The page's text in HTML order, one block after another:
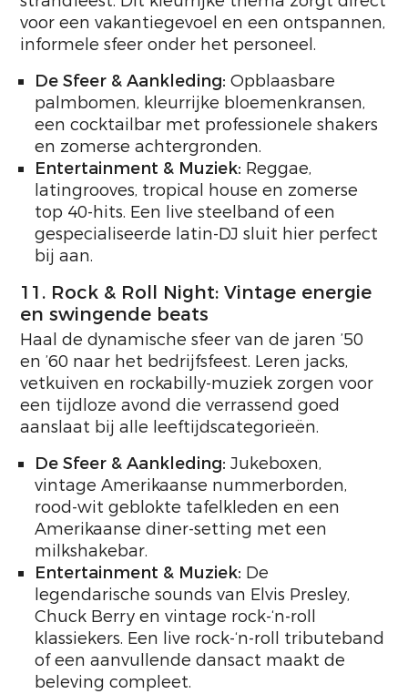
voor een vakantiegevoel en een ontspannen,
informele sfeer onder het personeel.
De Sfeer & Aankleding: Opblaasbare
palmbomen, kleurrijke bloemenkransen,
een cocktailbar met professionele shakers
en zomerse achtergronden.
Entertainment & Muziek: Reggae,
latingrooves, tropical house en zomerse
top 40-hits. Een live steelband of een
gespecialiseerde latin-DJ sluit hier perfect
bij aan.
11. Rock & Roll Night: Vintage energie
en swingende beats
Haal de dynamische sfeer van de jaren ’50
en ’60 naar het bedrijfsfeest. Leren jacks,
vetkuiven en rockabilly-muziek zorgen voor
een tijdloze avond die verrassend goed
aanslaat bij alle leeftijdscategorieën.
De Sfeer & Aankleding: Jukeboxen,
vintage Amerikaanse nummerborden,
rood-wit geblokte tafelkleden en een
Amerikaanse diner-setting met een
milkshakebar.
Entertainment & Muziek: De
legendarische sounds van Elvis Presley,
Chuck Berry en vintage rock-‘n-roll
klassiekers. Een live rock-‘n-roll tributeband
of een aanvullende dansact maakt de
beleving compleet.